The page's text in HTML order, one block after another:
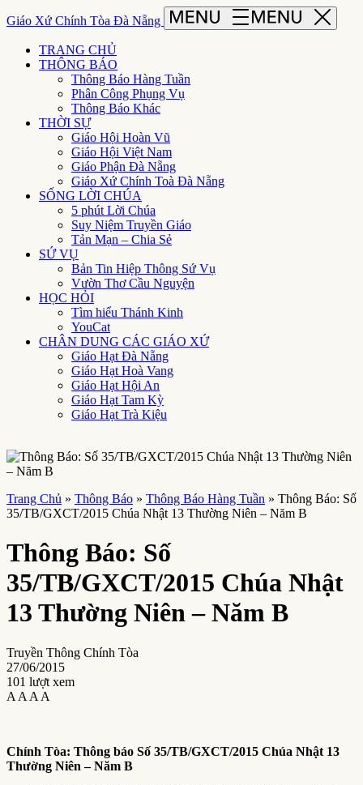
Giáo Xứ Chính Tòa Đà Nẵng
TRANG CHỦ
THÔNG BÁO
Thông Báo Hàng Tuần
Phân Công Phụng Vụ
Thông Báo Khác
THỜI SỰ
Giáo Hội Hoàn Vũ
Giáo Hội Việt Nam
Giáo Phận Đà Nẵng
Giáo Xứ Chính Toà Đà Nẵng
SỐNG LỜI CHÚA
5 phút Lời Chúa
Suy Niệm Truyền Giáo
Tản Mạn – Chia Sẻ
SỨ VỤ
Bản Tin Hiệp Thông Sứ Vụ
Vườn Thơ Cầu Nguyện
HỌC HỎI
Tìm hiểu Thánh Kinh
YouCat
CHÂN DUNG CÁC GIÁO XỨ
Giáo Hạt Đà Nẵng
Giáo Hạt Hoà Vang
Giáo Hạt Hội An
Giáo Hạt Tam Kỳ
Giáo Hạt Trà Kiệu
Trang Chủ » Thông Báo » Thông Báo Hàng Tuần » Thông Báo: Số
35/TB/GXCT/2015 Chúa Nhật 13 Thường Niên – Năm B
Thông Báo: Số
35/TB/GXCT/2015 Chúa Nhật
13 Thường Niên – Năm B
Truyền Thông Chính Tòa
27/06/2015
101 lượt xem
A A A A
Chính Tòa: Thông báo Số 35/TB/GXCT/2015 Chúa Nhật 13
Thường Niên – Năm B